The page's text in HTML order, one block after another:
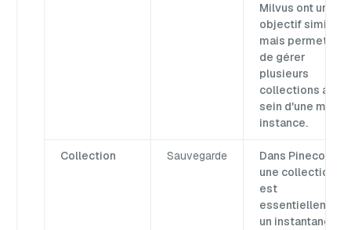
Milvus ont un
objectif similaire
mais permettent
de gérer
plusieurs
collections au
sein d'une même
instance.
Collection Sauvegarde
Dans Pinecone,
une collection
est
essentiellement
un instantané